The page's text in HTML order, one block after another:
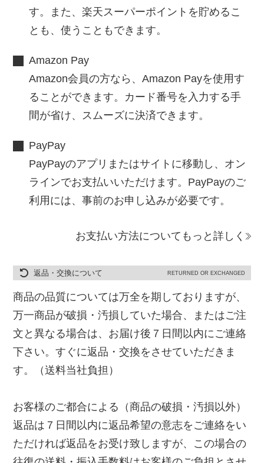
す。また、楽天スーパーポイントを貯めるこ
とも、使うこともできます。
Amazon Pay
Amazon会員の方なら、Amazon Payを使用す
ることができます。カード番号を入力する手
間が省け、スムーズに決済できます。
PayPay
PayPayのアプリまたはサイトに移動し、オン
ラインでお支払いいただけます。PayPayのご
利用には、事前のお申し込みが必要です。
お支払い方法についてもっと詳しく
返品・交換について RETURNED OR EXCHANGED
商品の品質については万全を期しておりますが、
万一商品が破損・汚損していた場合、またはご注
文と異なる場合は、お届け後７日間以内にご連絡
下さい。すぐに返品・交換をさせていただきま
す。（送料当社負担）
お客様のご都合による（商品の破損・汚損以外）
返品は７日間以内に返品希望の意志をご連絡をい
ただければ返品をお受け致しますが、この場合の